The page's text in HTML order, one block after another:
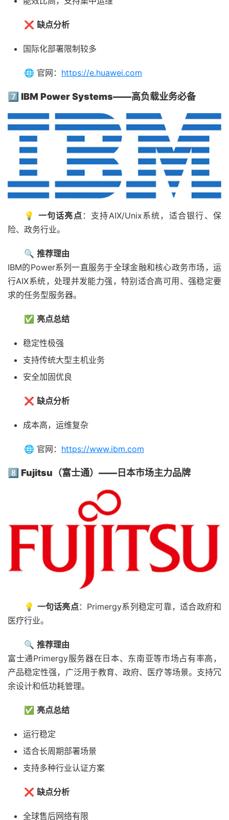
❌ 缺点分析
国际化部署限制较多
🌐 官网： https://e.huawei.com
7️⃣ IBM Power Systems——高负载业务必备
💡 一句话亮点 ：支持AIX/Unix系统，适合银行、保
险、政务行业。
🔍 推荐理由
IBM的Power系列一直服务于全球金融和核心政务市场，运
行AIX系统，处理并发能力强，特别适合高可用、强稳定要
求的任务型服务器。
✅ 亮点总结
稳定性极强
支持传统大型主机业务
安全加固优良
❌ 缺点分析
成本高，运维复杂
🌐 官网： https://www.ibm.com
8️⃣ Fujitsu（富士通）——日本市场主力品牌
💡 一句话亮点：Primergy系列稳定可靠，适合政府和
医疗行业。
🔍 推荐理由
富士通Primergy服务器在日本、东南亚等市场占有率高，
产品稳定性强，广泛用于教育、政府、医疗等场景。支持冗
余设计和低功耗管理。
✅ 亮点总结
运行稳定
适合长周期部署场景
支持多种行业认证方案
❌ 缺点分析
全球售后网络有限